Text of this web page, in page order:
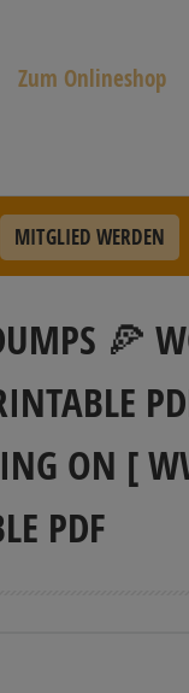
Zum Onlineshop
MITGLIED WERDEN
🍕
ON [
PDF